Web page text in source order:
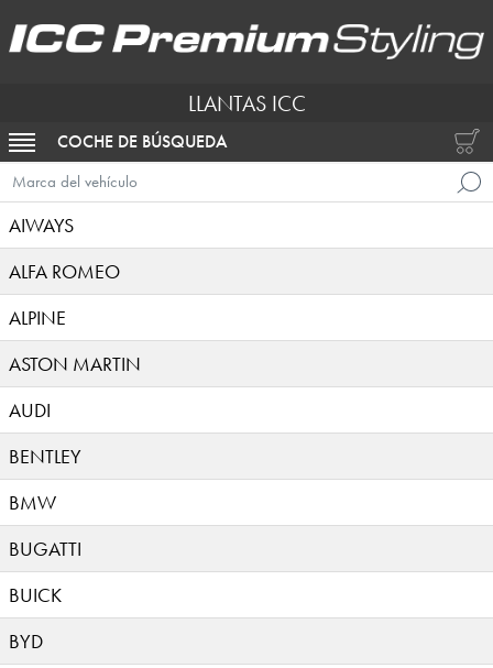
LLANTAS ICC
ACTIVAR NAVEGACIÓN
COCHE DE BÚSQUEDA
Marca del vehículo
AIWAYS
ALFA ROMEO
ALPINE
ASTON MARTIN
AUDI
BENTLEY
BMW
BUGATTI
BUICK
BYD